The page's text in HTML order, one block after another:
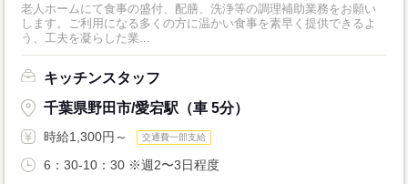
老人ホームにて食事の盛付、配膳、洗浄等の調理補助業務をお願い
します。ご利用になる多くの方に温かい食事を素早く提供できるよ
う、工夫を凝らした業...
キッチンスタッフ
千葉県野田市/愛宕駅（車 5分）
時給1,300円～ 交通費一部支給
6：30-10：30 ※週2〜3日程度